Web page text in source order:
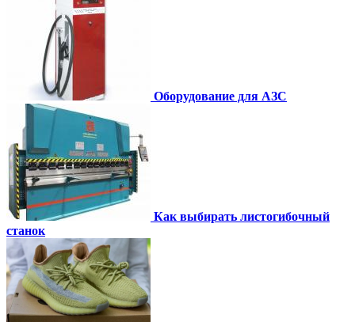
Оборудование для АЗС
Как выбирать листогибочный
станок